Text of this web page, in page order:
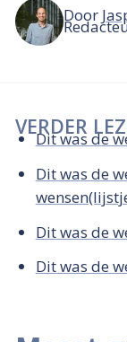
Door
VERDER
Dit was de
Dit was de
Dit was de
Dit was de